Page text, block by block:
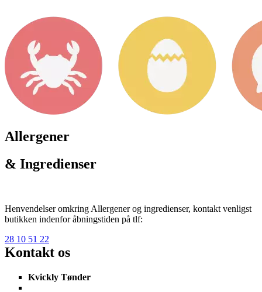
Allergener
& Ingredienser
Henvendelser omkring Allergener og ingredienser, kontakt venligst
butikken indenfor åbningstiden på tlf:
28 10 51 22
Kontakt os
Kvickly Tønder